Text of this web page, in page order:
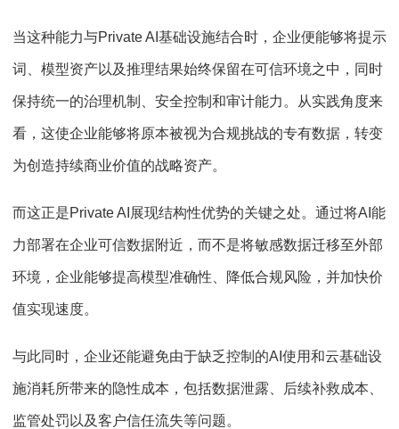
当这种能力与Private AI基础设施结合时，企业便能够将提示
词、模型资产以及推理结果始终保留在可信环境之中，同时
保持统一的治理机制、安全控制和审计能力。从实践角度来
看，这使企业能够将原本被视为合规挑战的专有数据，转变
为创造持续商业价值的战略资产。
而这正是Private AI展现结构性优势的关键之处。通过将AI能
力部署在企业可信数据附近，而不是将敏感数据迁移至外部
环境，企业能够提高模型准确性、降低合规风险，并加快价
值实现速度。
与此同时，企业还能避免由于缺乏控制的AI使用和云基础设
施消耗所带来的隐性成本，包括数据泄露、后续补救成本、
监管处罚以及客户信任流失等问题。